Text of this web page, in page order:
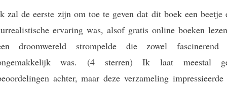
zal de eerste zijn om toe te geven dat dit boek een beetje
ervaring was, alsof gratis online boeken
droomwereld strompelde die zowel fascinerend
was. (4 sterren) Ik laat meestal
achter, maar deze verzameling impressieerde